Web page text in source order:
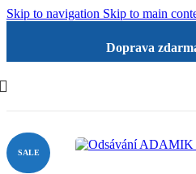
Skip to navigation Skip to main
Doprava
SALE